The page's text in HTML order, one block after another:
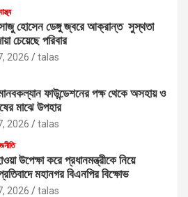
সাজু হোসেন ডেঙ্গু জ্বরে আক্রান্ত সুস্থতা
চেয়েছে পরিবার
2026 talas
ফাউন্ডেশনের পক্ষ থেকে অসহায় ও
মাঝে উপহার
2026 talas
উপেক্ষা করে প্রধানমন্ত্রীকে নিয়ে
মহানগর বিএনপির বিক্ষোভ
2026 talas